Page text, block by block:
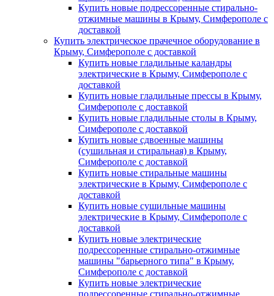
Купить новые подрессоренные стирально-
отжимные машины в Крыму, Симферополе с
доставкой
Купить электрическое прачечное оборудование в
Крыму, Симферополе с доставкой
Купить новые гладильные каландры
электрические в Крыму, Симферополе с
доставкой
Купить новые гладильные прессы в Крыму,
Симферополе с доставкой
Купить новые гладильные столы в Крыму,
Симферополе с доставкой
Купить новые сдвоенные машины
(сушильная и стиральная) в Крыму,
Симферополе с доставкой
Купить новые стиральные машины
электрические в Крыму, Симферополе с
доставкой
Купить новые сушильные машины
электрические в Крыму, Симферополе с
доставкой
Купить новые электрические
подрессоренные стирально-отжимные
машины "барьерного типа" в Крыму,
Симферополе с доставкой
Купить новые электрические
подрессоренные стирально-отжимные